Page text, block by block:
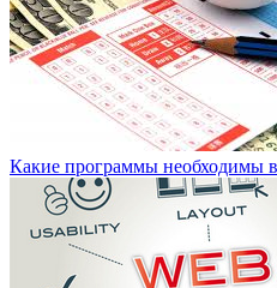
Какие программы необходимы